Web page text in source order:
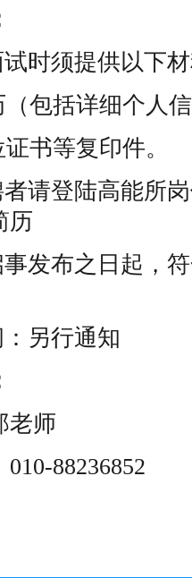
时须提供以下
（包括详细个人
书等复印件。
请登陆高能所
历
发布之日起，
另行通知
老师
88236852